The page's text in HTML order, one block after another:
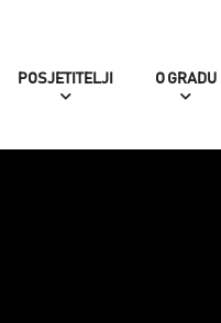
POSJETITELJI O GRADU